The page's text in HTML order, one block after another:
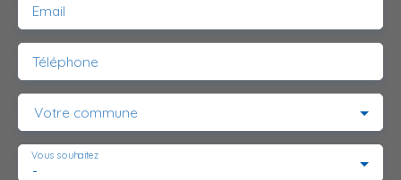
Email
Téléphone
Votre commune
-
Vous souhaitez